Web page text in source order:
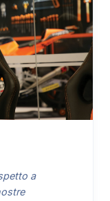
a